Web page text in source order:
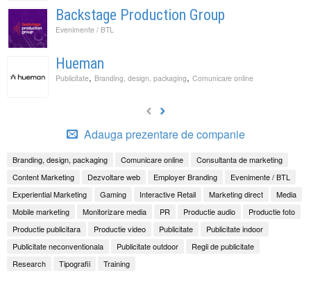
Backstage Production Group
Evenimente / BTL
Hueman
Publicitate, Branding, design, packaging, Comunicare online
Adauga prezentare de companie
Branding, design, packaging Comunicare online
Consultanta de marketing
Content Marketing
Dezvoltare web Employer Branding
Evenimente / BTL
Experiential Marketing
Gaming Interactive Retail Marketing direct
Media
Mobile marketing
Monitorizare media PR Productie audio
Productie foto
Productie publicitara
Productie video Publicitate
Publicitate indoor
Publicitate neconventionala
Publicitate outdoor
Regii de publicitate
Research
Tipografii Training